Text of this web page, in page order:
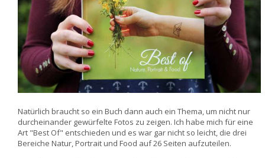
Natürlich braucht so ein Buch dann auch ein Thema, um nicht nur
durcheinander gewürfelte Fotos zu zeigen. Ich habe mich für eine
Art "Best Of" entschieden und es war gar nicht so leicht, die drei
Bereiche Natur, Portrait und Food auf 26 Seiten aufzuteilen.